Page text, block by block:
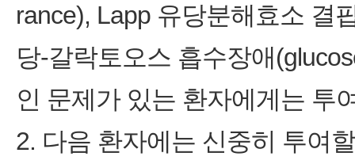
rance), Lapp 유당분해효소 결
당‑갈락토오스 흡수장애
인 문제가 있는 환자에게는 투
2. 다음 환자에는 신중히 투여